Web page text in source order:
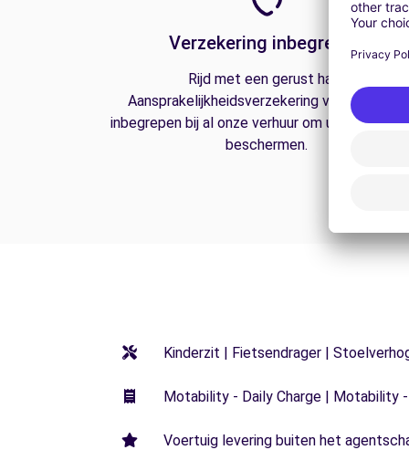
Verzekering inbegrepen
Rijd met een gerust hart.
Aansprakelijkheidsverzekering van derden is
inbegrepen bij al onze verhuur om u op de
beschermen.
Kinderzit | Fietsendrager |
Motability - Daily Charge | Motability
Voertuig levering buiten het